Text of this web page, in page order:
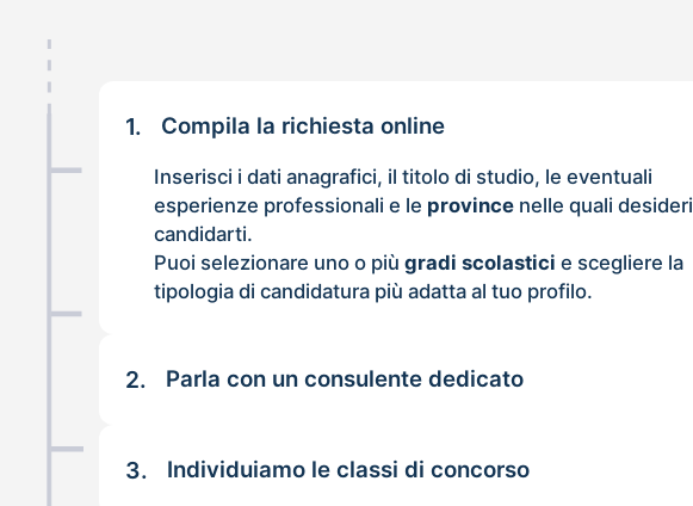
1. Compila la richiesta online
Inserisci i dati anagrafici, il titolo di studio, le eventuali
esperienze professionali e le province nelle quali desideri
candidarti.
Puoi selezionare uno o piùgradi scolastici e scegliere la
tipologia di candidatura più adatta al tuo profilo.
2. Parla con un consulente dedicato
3. Individuiamo le classi di concorso